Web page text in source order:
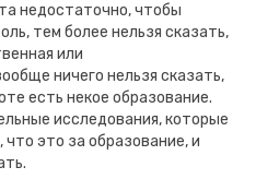
недостаточно, чтобы
тем более нельзя сказать,
или
ничего нельзя сказать,
есть некое образование.
исследования, которые
это за образование, и